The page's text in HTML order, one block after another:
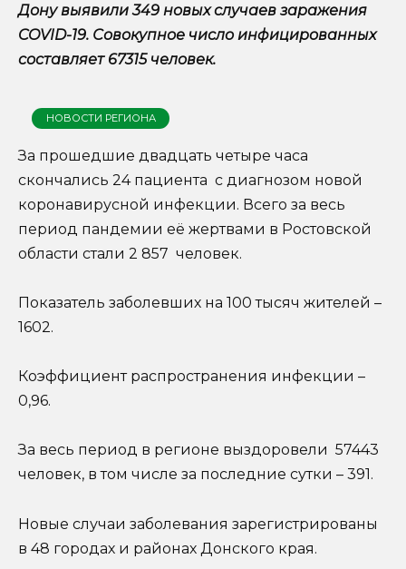
Дону выявили 349 новых случаев заражения
COVID-19. Совокупное число инфицированных
составляет 67315 человек.
НОВОСТИ РЕГИОНА
За прошедшие двадцать четыре часа
скончались 24 пациента с диагнозом новой
коронавирусной инфекции. Всего за весь
период пандемии её жертвами в Ростовской
области стали 2 857 человек.
Показатель заболевших на 100 тысяч жителей –
1602.
Коэффициент распространения инфекции –
0,96.
За весь период в регионе выздоровели 57443
человек, в том числе за последние сутки – 391.
Новые случаи заболевания зарегистрированы
в 48 городах и районах Донского края.